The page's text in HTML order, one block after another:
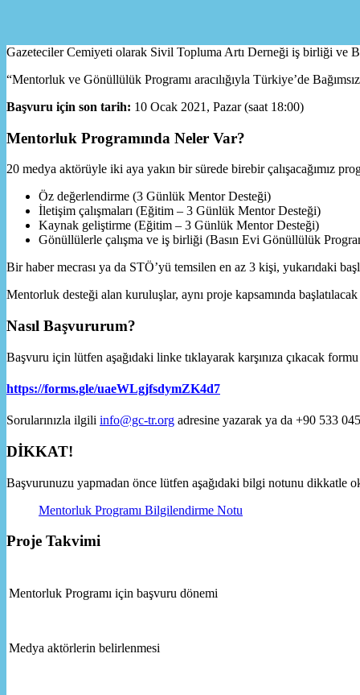
Gazeteciler Cemiyeti olarak Sivil Topluma Artı Derneği iş birliği ve
“Mentorluk ve Gönüllülük Programı aracılığıyla Türkiye’de
Başvuru için son tarih: 10 Ocak 2021, Pazar (saat 18:00)
Mentorluk Programında Neler Var?
20 medya aktörüyle iki aya yakın bir sürede birebir çalışacağımız
Öz değerlendirme (3 Günlük Mentor Desteği)
İletişim çalışmaları (Eğitim – 3 Günlük Mentor Desteği)
Kaynak geliştirme (Eğitim – 3 Günlük Mentor Desteği)
Gönüllülerle çalışma ve iş birliği (Basın Evi Gönüllülük
Bir haber mecrası ya da STÖ’yü temsilen en az 3 kişi, yukarıdaki
Mentorluk desteği alan kuruluşlar, aynı proje kapsamında
Nasıl Başvururum?
Başvuru için lütfen aşağıdaki linke tıklayarak karşınıza çıkacak
https://forms.gle/uaeWLgjfsdymZK4d7
Sorularınızla ilgili info@gc-tr.org adresine yazarak ya da +90 533
DİKKAT!
Başvurunuzu yapmadan önce lütfen aşağıdaki bilgi notunu dikkatle
Mentorluk Programı Bilgilendirme Notu
Proje Takvimi
Mentorluk Programı için başvuru dönemi
Medya aktörlerin belirlenmesi